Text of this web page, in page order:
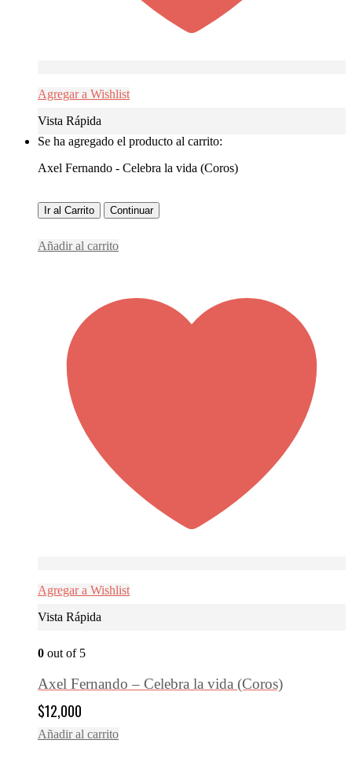
Agregar a Wishlist
Vista Rápida
Se ha agregado el producto al carrito:
Axel Fernando - Celebra la vida (Coros)
Ir al Carrito Continuar
Añadir al carrito
Agregar a Wishlist
Vista Rápida
0 out of 5
Axel Fernando – Celebra la vida (Coros)
$12,000
Añadir al carrito